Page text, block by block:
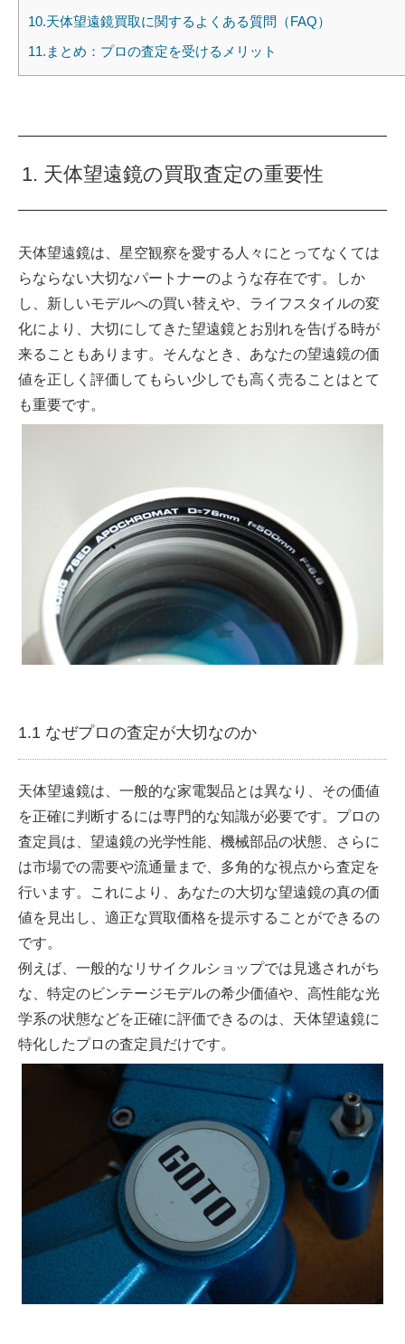
10.天体望遠鏡買取に関するよくある質問（FAQ）
11.まとめ：プロの査定を受けるメリット
1. 天体望遠鏡の買取査定の重要性
天体望遠鏡は、星空観察を愛する人々にとってなくては
らならない大切なパートナーのような存在です。しか
し、新しいモデルへの買い替えや、ライフスタイルの変
化により、大切にしてきた望遠鏡とお別れを告げる時が
来ることもあります。そんなとき、あなたの望遠鏡の価
値を正しく評価してもらい少しでも高く売ることはとて
も重要です。
1.1 なぜプロの査定が大切なのか
天体望遠鏡は、一般的な家電製品とは異なり、その価値
を正確に判断するには専門的な知識が必要です。プロの
査定員は、望遠鏡の光学性能、機械部品の状態、さらに
は市場での需要や流通量まで、多角的な視点から査定を
行います。これにより、あなたの大切な望遠鏡の真の価
値を見出し、適正な買取価格を提示することができるの
です。
例えば、一般的なリサイクルショップでは見逃されがち
な、特定のビンテージモデルの希少価値や、高性能な光
学系の状態などを正確に評価できるのは、天体望遠鏡に
特化したプロの査定員だけです。